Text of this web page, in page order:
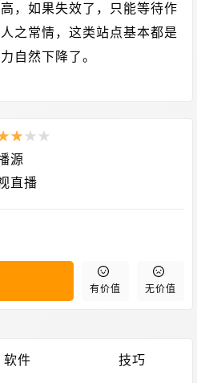
，如果失效了，只能等待作
之常情，这类站点基本都是
自然下降了。
★ ★ ★
源
直播
有价值 无价值
软件 技巧